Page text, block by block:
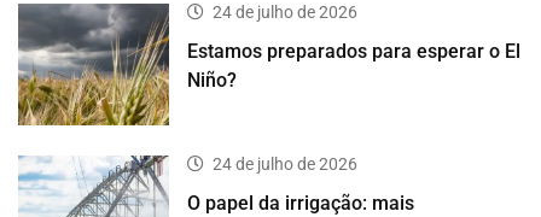
24 de julho de 2026
Estamos preparados para esperar o El
Niño?
24 de julho de 2026
O papel da irrigação: mais